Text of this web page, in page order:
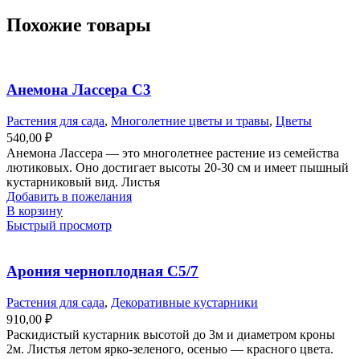
Похожие товары
Анемона Лассера С3
Растения для сада, Многолетние цветы и травы, Цветы
540,00 ₽
Анемона Лассера — это многолетнее растение из семейства
лютиковых. Оно достигает высоты 20-30 см и имеет пышный
кустарниковый вид. Листья
Добавить в пожелания
В корзину
Быстрый просмотр
Арония черноплодная С5/7
Растения для сада, Декоративные кустарники
910,00 ₽
Раскидистый кустарник высотой до 3м и диаметром кроны
2м. Листья летом ярко-зеленого, осенью — красного цвета.